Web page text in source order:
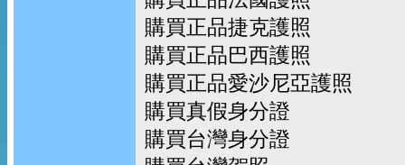
購買正品捷克護照
購買正品巴西護照
購買正品愛沙尼亞護照
購買真假身分證
購買台灣身分證